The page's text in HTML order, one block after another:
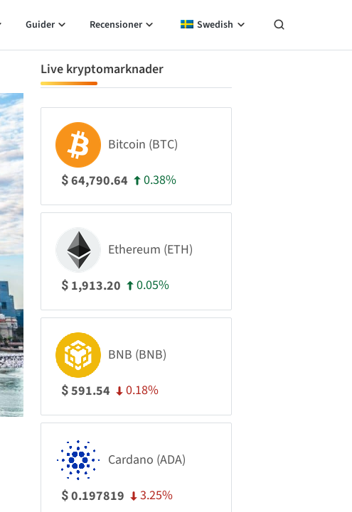
Guider Recensioner Swedish
Live kryptomarknader
Bitcoin (BTC)
$64,790.64 0.38%
Ethereum (ETH)
$ 1,913.20 0.05%
BNB (BNB)
$591.54 0.18%
Cardano (ADA)
$0.197819 3.25%